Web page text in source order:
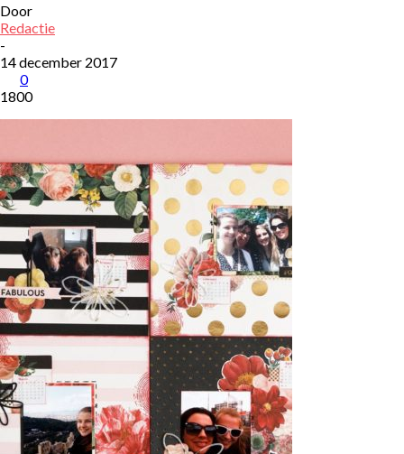
Door
Redactie
-
14 december 2017
0
1800